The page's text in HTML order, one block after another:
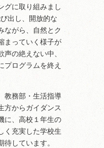
グに取り組みまし
出し、開放的な
ながら、自然とク
まっていく様子が
声の絶えない中、
プログラムを終え
教務部・生活指導
方からガイダンス
に、高校１年生の
く充実した学校生
しています。